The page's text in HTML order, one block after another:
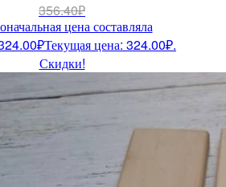
356.40₽
цена составляла
₽Текущая цена: 324.00₽.
Скидки!